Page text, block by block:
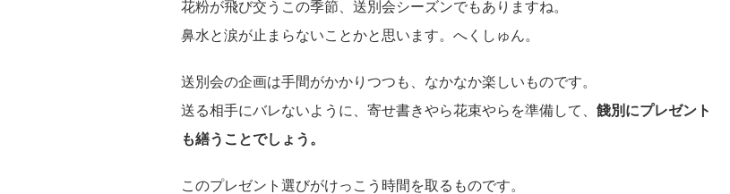
花粉が飛び交うこの季節、送別会シーズンでもありますね。
鼻水と涙が止まらないことかと思います。へくしゅん。
送別会の企画は手間がかかりつつも、なかなか楽しいものです。
送る相手にバレないように、寄せ書きやら花束やらを準備して、 餞別にプレゼント
も繕うことでしょう。
このプレゼント選びがけっこう時間を取るものです。